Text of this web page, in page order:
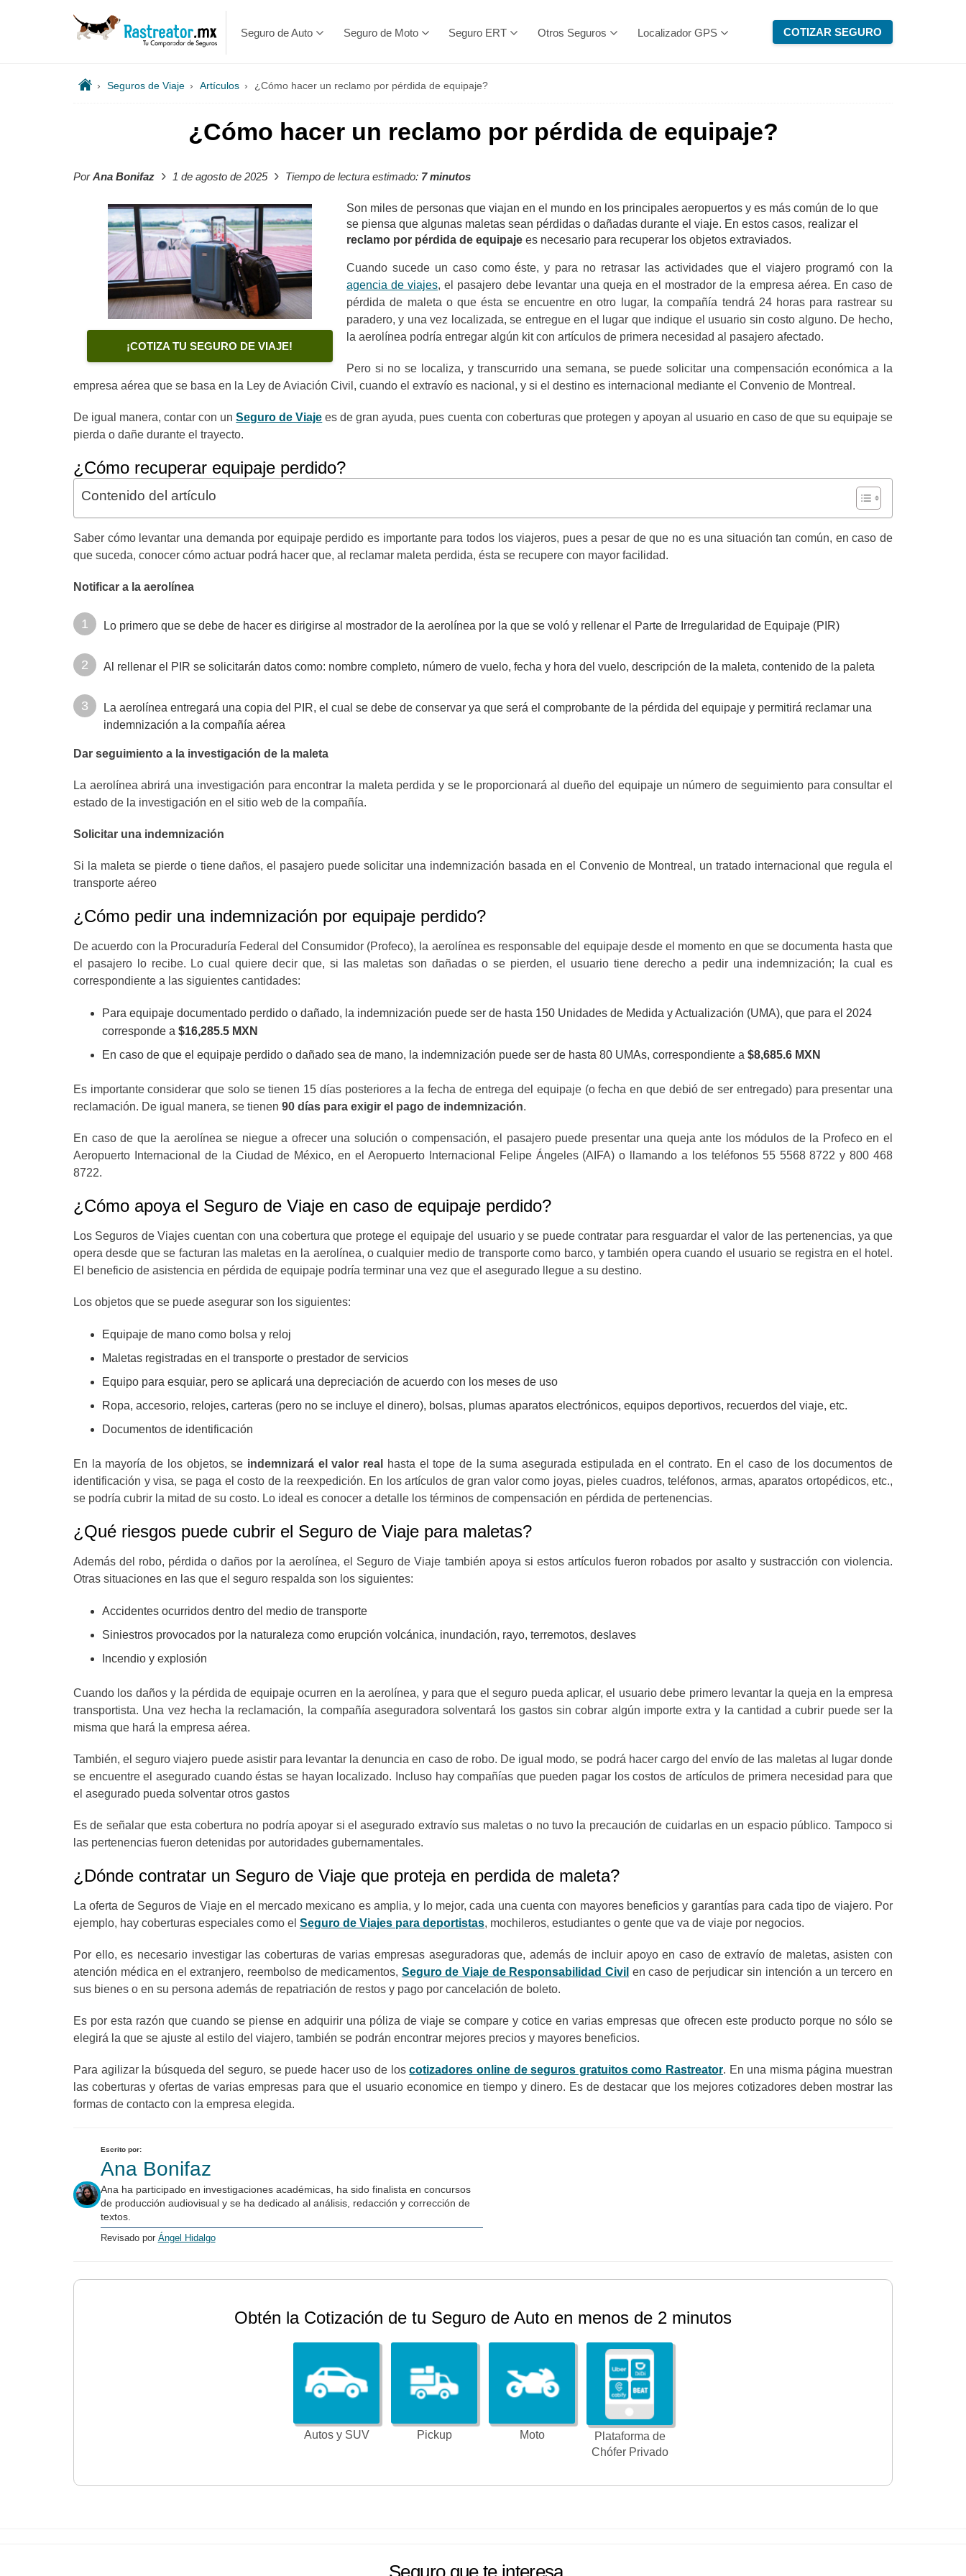
Seguro de Auto Seguro de Moto Seguro ERT Otros Seguros Localizador GPS COTIZAR SEGURO
› Seguros de Viaje › Artículos › ¿Cómo hacer un reclamo por pérdida de equipaje?
¿Cómo hacer un reclamo por pérdida de equipaje?
PorAna Bonifaz › 1 de agosto de 2025 › Tiempo de lectura estimado: 7 minutos
¡COTIZA TU SEGURO DE VIAJE!
Son miles de personas que viajan en el mundo en los principales aeropuertos y es más común de lo que
se piensa que algunas maletas sean pérdidas o dañadas durante el viaje. En estos casos, realizar el
reclamo por pérdida de equipajees necesario para recuperar los objetos extraviados.
Cuando sucede un caso como éste, y para no retrasar las actividades que el viajero programó con la
agencia de viajes, el pasajero debe levantar una queja en el mostrador de la empresa aérea. En caso de
pérdida de maleta o que ésta se encuentre en otro lugar, la compañía tendrá 24 horas para rastrear su
paradero, y una vez localizada, se entregue en el lugar que indique el usuario sin costo alguno. De hecho,
la aerolínea podría entregar algún kit con artículos de primera necesidad al pasajero afectado.
Pero si no se localiza, y transcurrido una semana, se puede solicitar una compensación económica a la
empresa aérea que se basa en la Ley de Aviación Civil, cuando el extravío es nacional, y si el destino es internacional mediante el Convenio de Montreal.
De igual manera, contar con unSeguro de Viaje es de gran ayuda, pues cuenta con coberturas que protegen y apoyan al usuario en caso de que su equipaje se
pierda o dañe durante el trayecto.
¿Cómo recuperar equipaje perdido?
Contenido del artículo
Saber cómo levantar una demanda por equipaje perdido es importante para todos los viajeros, pues a pesar de que no es una situación tan común, en caso de
que suceda, conocer cómo actuar podrá hacer que, al reclamar maleta perdida, ésta se recupere con mayor facilidad.
Notificar a la aerolínea
Lo primero que se debe de hacer es dirigirse al mostrador de la aerolínea por la que se voló y rellenar el Parte de Irregularidad de Equipaje (PIR)
Al rellenar el PIR se solicitarán datos como: nombre completo, número de vuelo, fecha y hora del vuelo, descripción de la maleta, contenido de la paleta
La aerolínea entregará una copia del PIR, el cual se debe de conservar ya que será el comprobante de la pérdida del equipaje y permitirá reclamar una
indemnización a la compañía aérea
Dar seguimiento a la investigación de la maleta
La aerolínea abrirá una investigación para encontrar la maleta perdida y se le proporcionará al dueño del equipaje un número de seguimiento para consultar el
estado de la investigación en el sitio web de la compañía.
Solicitar una indemnización
Si la maleta se pierde o tiene daños, el pasajero puede solicitar una indemnización basada en el Convenio de Montreal, un tratado internacional que regula el
transporte aéreo
¿Cómo pedir una indemnización por equipaje perdido?
De acuerdo con la Procuraduría Federal del Consumidor (Profeco), la aerolínea es responsable del equipaje desde el momento en que se documenta hasta que
el pasajero lo recibe. Lo cual quiere decir que, si las maletas son dañadas o se pierden, el usuario tiene derecho a pedir una indemnización; la cual es
correspondiente a las siguientes cantidades:
Para equipaje documentado perdido o dañado, la indemnización puede ser de hasta 150 Unidades de Medida y Actualización (UMA), que para el 2024
corresponde a $16,285.5 MXN
En caso de que el equipaje perdido o dañado sea de mano, la indemnización puede ser de hasta 80 UMAs, correspondiente a $8,685.6 MXN
Es importante considerar que solo se tienen 15 días posteriores a la fecha de entrega del equipaje (o fecha en que debió de ser entregado) para presentar una
reclamación. De igual manera, se tienen 90 días para exigir el pago de indemnización.
En caso de que la aerolínea se niegue a ofrecer una solución o compensación, el pasajero puede presentar una queja ante los módulos de la Profeco en el
Aeropuerto Internacional de la Ciudad de México, en el Aeropuerto Internacional Felipe Ángeles (AIFA) o llamando a los teléfonos 55 5568 8722 y 800 468
8722.
¿Cómo apoya el Seguro de Viaje en caso de equipaje perdido?
Los Seguros de Viajes cuentan con una cobertura que protege el equipaje del usuario y se puede contratar para resguardar el valor de las pertenencias, ya que
opera desde que se facturan las maletas en la aerolínea, o cualquier medio de transporte como barco, y también opera cuando el usuario se registra en el hotel.
El beneficio de asistencia en pérdida de equipaje podría terminar una vez que el asegurado llegue a su destino.
Los objetos que se puede asegurar son los siguientes:
Equipaje de mano como bolsa y reloj
Maletas registradas en el transporte o prestador de servicios
Equipo para esquiar, pero se aplicará una depreciación de acuerdo con los meses de uso
Ropa, accesorio, relojes, carteras (pero no se incluye el dinero), bolsas, plumas aparatos electrónicos, equipos deportivos, recuerdos del viaje, etc.
Documentos de identificación
En la mayoría de los objetos, se indemnizará el valor real
hasta el tope de la suma asegurada estipulada en el contrato. En el caso de los documentos de
identificación y visa, se paga el costo de la reexpedición. En los artículos de gran valor como joyas, pieles cuadros, teléfonos, armas, aparatos ortopédicos, etc.,
se podría cubrir la mitad de su costo. Lo ideal es conocer a detalle los términos de compensación en pérdida de pertenencias.
¿Qué riesgos puede cubrir el Seguro de Viaje para maletas?
Además del robo, pérdida o daños por la aerolínea, el Seguro de Viaje también apoya si estos artículos fueron robados por asalto y sustracción con violencia.
Otras situaciones en las que el seguro respalda son los siguientes:
Accidentes ocurridos dentro del medio de transporte
Siniestros provocados por la naturaleza como erupción volcánica, inundación, rayo, terremotos, deslaves
Incendio y explosión
Cuando los daños y la pérdida de equipaje ocurren en la aerolínea, y para que el seguro pueda aplicar, el usuario debe primero levantar la queja en la empresa
transportista. Una vez hecha la reclamación, la compañía aseguradora solventará los gastos sin cobrar algún importe extra y la cantidad a cubrir puede ser la
misma que hará la empresa aérea.
También, el seguro viajero puede asistir para levantar la denuncia en caso de robo. De igual modo, se podrá hacer cargo del envío de las maletas al lugar donde
se encuentre el asegurado cuando éstas se hayan localizado. Incluso hay compañías que pueden pagar los costos de artículos de primera necesidad para que
el asegurado pueda solventar otros gastos
Es de señalar que esta cobertura no podría apoyar si el asegurado extravío sus maletas o no tuvo la precaución de cuidarlas en un espacio público. Tampoco si
las pertenencias fueron detenidas por autoridades gubernamentales.
¿Dónde contratar un Seguro de Viaje que proteja en perdida de maleta?
La oferta de Seguros de Viaje en el mercado mexicano es amplia, y lo mejor, cada una cuenta con mayores beneficios y garantías para cada tipo de viajero. Por
ejemplo, hay coberturas especiales como el Seguro de Viajes para deportistas, mochileros, estudiantes o gente que va de viaje por negocios.
Por ello, es necesario investigar las coberturas de varias empresas aseguradoras que, además de incluir apoyo en caso de extravío de maletas, asisten con
atención médica en el extranjero, reembolso de medicamentos, Seguro de Viaje de Responsabilidad Civil en caso de perjudicar sin intención a un tercero en
sus bienes o en su persona además de repatriación de restos y pago por cancelación de boleto.
Es por esta razón que cuando se piense en adquirir una póliza de viaje se compare y cotice en varias empresas que ofrecen este producto porque no sólo se
elegirá la que se ajuste al estilo del viajero, también se podrán encontrar mejores precios y mayores beneficios.
Para agilizar la búsqueda del seguro, se puede hacer uso de loscotizadores online de seguros gratuitos como Rastreator. En una misma página muestran
las coberturas y ofertas de varias empresas para que el usuario economice en tiempo y dinero. Es de destacar que los mejores cotizadores deben mostrar las
formas de contacto con la empresa elegida.
Escrito por:
Ana Bonifaz
Ana ha participado en investigaciones académicas, ha sido finalista en concursos
de producción audiovisual y se ha dedicado al análisis, redacción y corrección de
textos.
Revisado por Ángel Hidalgo
Obtén la Cotización de tu Seguro de Auto en menos de 2 minutos
Autos y SUV Pickup Moto
Plataforma de
Chófer Privado
Seguro que te interesa...